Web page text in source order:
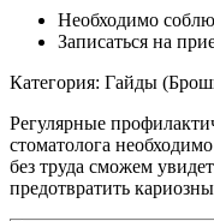
Необходимо
Записаться на
Категория: Гайды
Регулярные
стоматолога
без труда сможем
предотвратить